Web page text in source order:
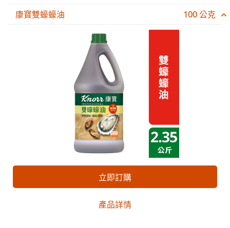
康寶雙蠔蠔油
100 公克
立即訂購
產品詳情